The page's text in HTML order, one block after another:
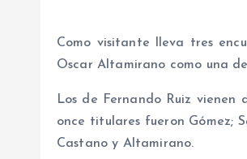
Como visitante lleva tres
Oscar Altamirano como una
Los de Fernando Ruiz
once titulares fueron Gómez;
Castano y Altamirano.